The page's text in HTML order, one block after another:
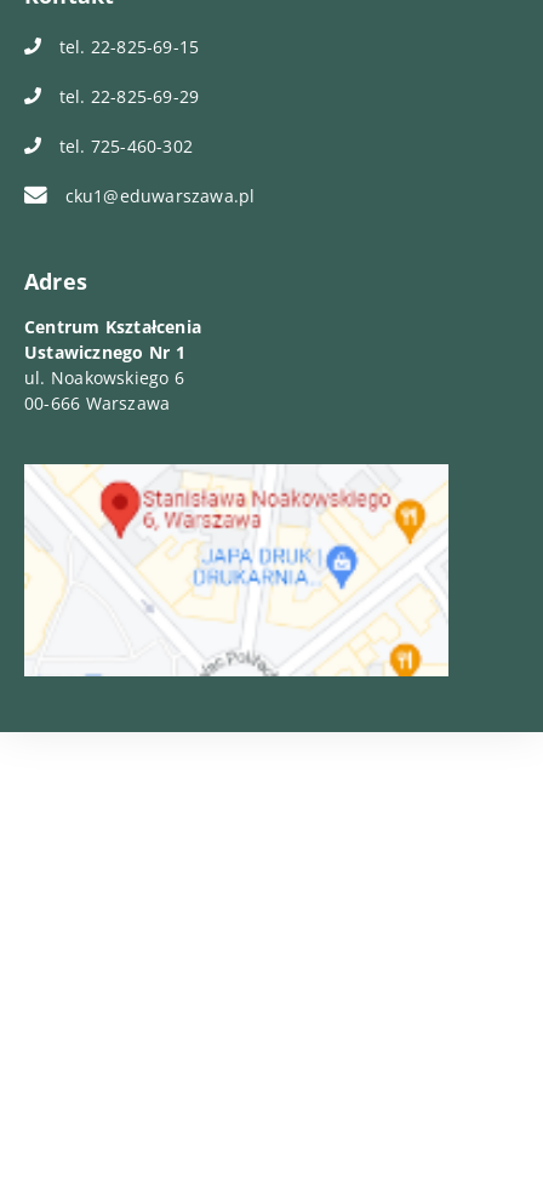
tel. 22-825-69-15
tel. 22-825-69-29
tel. 725-460-302
cku1@eduwarszawa.pl
Adres
Centrum Kształcenia
Ustawicznego Nr 1
ul. Noakowskiego 6
00-666 Warszawa